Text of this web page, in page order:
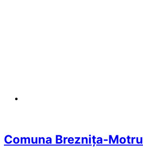
Comuna Breznița-Motru